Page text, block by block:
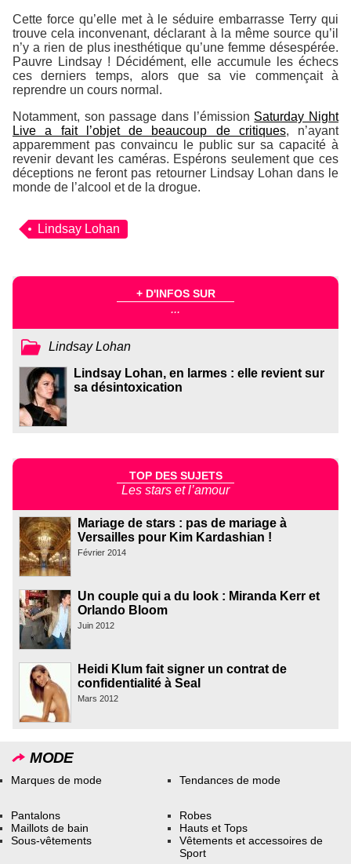
Cette force qu’elle met à le séduire embarrasse Terry qui
trouve cela inconvenant, déclarant à la même source qu’il
n’y a rien de plus inesthétique qu’une femme désespérée.
Pauvre Lindsay ! Décidément, elle accumule les échecs
ces derniers temps, alors que sa vie commençait à
reprendre un cours normal.
Notamment, son passage dans l’émission Saturday Night
Live a fait l’objet de beaucoup de critiques, n’ayant
apparemment pas convaincu le public sur sa capacité à
revenir devant les caméras. Espérons seulement que ces
déceptions ne feront pas retourner Lindsay Lohan dans le
monde de l’alcool et de la drogue.
Lindsay Lohan
+ D'INFOS SUR
...
Lindsay Lohan
Lindsay Lohan, en larmes : elle revient sur
sa désintoxication
TOP DES SUJETS
Les stars et l’amour
Mariage de stars : pas de mariage à
Versailles pour Kim Kardashian !
Février 2014
Un couple qui a du look : Miranda Kerr et
Orlando Bloom
Juin 2012
Heidi Klum fait signer un contrat de
confidentialité à Seal
Mars 2012
MODE
Marques de mode Tendances de mode
Pantalons
Maillots de bain
Sous-vêtements
Robes
Hauts et Tops
Vêtements et accessoires de
Sport